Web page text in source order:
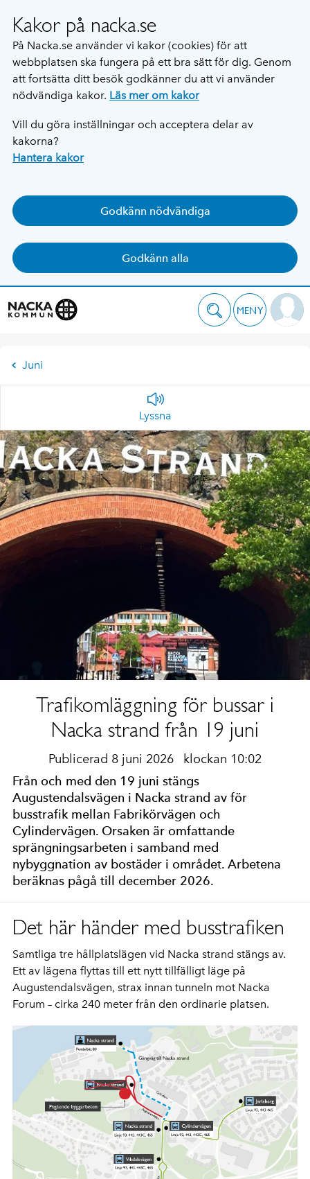
Kakor på nacka.se
På Nacka.se använder vi kakor (cookies) för att
webbplatsen ska fungera på ett bra sätt för dig. Genom
att fortsätta ditt besök godkänner du att vi använder
nödvändiga kakor. Läs mer om kakor
Vill du göra inställningar och acceptera delar av
kakorna?
Hantera kakor
Godkänn nödvändiga
Godkänn alla
MENY
Juni
Lyssna
Trafikomläggning för bussar i
Nacka strand från 19 juni
Publicerad 8 juni 2026 klockan 10:02
Från och med den 19 juni stängs
Augustendalsvägen i Nacka strand av för
busstrafik mellan Fabrikörvägen och
Cylindervägen. Orsaken är omfattande
sprängningsarbeten i samband med
nybyggnation av bostäder i området. Arbetena
beräknas pågå till december 2026.
Det här händer med busstrafiken
Samtliga tre hållplatslägen vid Nacka strand stängs av.
Ett av lägena flyttas till ett nytt tillfälligt läge på
Augustendalsvägen, strax innan tunneln mot Nacka
Forum – cirka 240 meter från den ordinarie platsen.